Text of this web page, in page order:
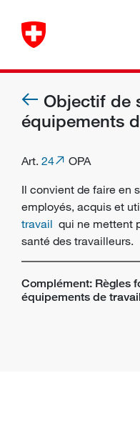
Objectif de
équipements
Art. 24
OPA
Il convient de faire en
employés, acquis et
travail qui ne mettent
santé des travailleurs.
Complément: Règles
équipements de travail